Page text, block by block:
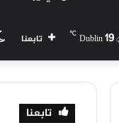
تابعنا Dublin19
℃
تابعنا